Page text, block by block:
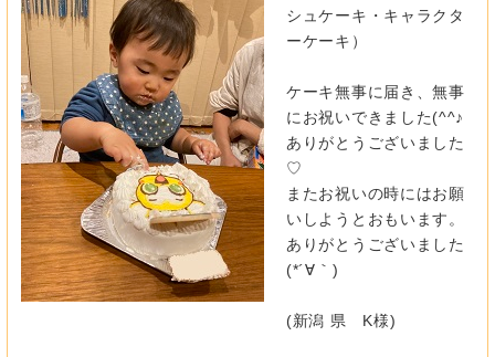
シュケーキ・キャラクタ
ーケーキ）
ケーキ無事に届き、無事
にお祝いできました(^^♪
ありがとうございました
♡
またお祝いの時にはお願
いしようとおもいます。
ありがとうございました
(*´∀｀)
(新潟 県 K様)